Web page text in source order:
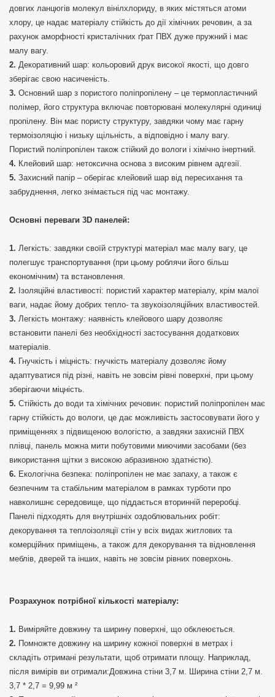
довгих ланцюгів молекул вінілхлориду, в яких містяться атоми
хлору, це надає матеріалу стійкість до дії хімічних речовин, а за
рахунок аморфності кристалічних ґрат ПВХ дуже пружний і має
малу вагу.
Декоративний шар: кольоровий друк високої якості, що довго
зберігає свою насиченість.
Основний шар з пористого поліпропілену – це термопластичний
полімер, його структура включає повторювані молекулярні одиниці
пропілену. Він має пористу структуру, завдяки чому має гарну
термоізоляцію і низьку щільність, а відповідно і малу вагу.
Пористий поліпропілен також стійкий до вологи і хімічно інертний.
Клейовий шар: нетоксична основа з високим рівнем адгезії.
Захисний папір – оберігає клейовий шар від пересихання та
забруднення, легко знімається під час монтажу.
Основні переваги 3D панелей:
Легкість: завдяки своїй структурі матеріал має малу вагу, це
полегшує транспортування (при цьому роблячи його більш
економічним) та встановлення.
Ізоляційні властивості: пористий характер матеріалу, крім малої
ваги, надає йому добрих тепло- та звукоізоляційних властивостей.
Легкість монтажу: наявність клейового шару дозволяє
встановити панелі без необхідності застосування додаткових
матеріалів.
Гнучкість і міцність: гнучкість матеріалу дозволяє йому
адаптуватися під різні, навіть не зовсім рівні поверхні, при цьому
зберігаючи міцність.
Стійкість до води та хімічних речовин: пористий поліпропілен має
гарну стійкість до вологи, це дає можливість застосовувати його у
приміщеннях з підвищеною вологістю, а завдяки захисній ПВХ
плівці, панель можна мити побутовими миючими засобами (без
використання щітки з високою абразивною здатністю).
Екологічна безпека: поліпропілен не має запаху, а також є
безпечним та стабільним матеріалом в рамках турботи про
навколишнє середовище, що піддається вторинній переробці.
Панелі підходять для внутрішніх оздоблювальних робіт:
декорування та теплоізоляції стін у всіх видах житлових та
комерційних приміщень, а також для декорування та відновлення
меблів, дверей та інших, навіть не зовсім рівних поверхонь.
Розрахунок потрібної кількості матеріалу:
Виміряйте довжину та ширину поверхні, що обклеюється.
Помножте довжину на ширину кожної поверхні в метрах і
складіть отримані результати, щоб отримати площу. Наприклад,
після вимірів ви отримали:Довжина стіни 3,7 м. Ширина стіни 2,7 м.
3,7 * 2,7 = 9,99 м ²